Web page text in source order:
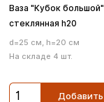
Ваза "Кубок большой"
стеклянная h20
d=25 см, h=20 см
На складе 4 шт.
Добавить